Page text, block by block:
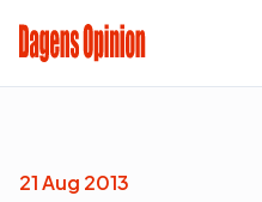
21 Aug 2013